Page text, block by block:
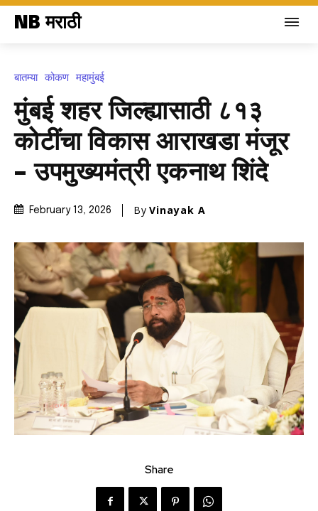
NB मराठी
बातम्या कोकण महामुंबई
मुंबई शहर जिल्ह्यासाठी ८१३
कोटींचा विकास आराखडा मंजूर
– उपमुख्यमंत्री एकनाथ शिंदे
February 13, 2026 By Vinayak A
Share